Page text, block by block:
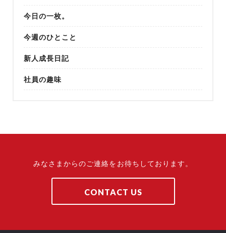
今日の一枚。
今週のひとこと
新人成長日記
社員の趣味
みなさまからのご連絡をお待ちしております。
CONTACT US